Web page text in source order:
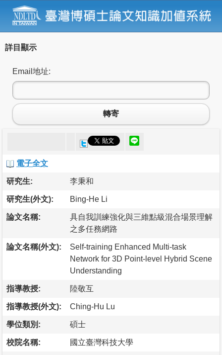
詳目顯示
Email地址:
轉寄
電子全文
研究生: 李秉和
研究生(外文): Bing-He Li
論文名稱:
具自我訓練強化與三維點級混合場景理解
之多任務網路
論文名稱(外文):
Self-training Enhanced Multi-task
Network for 3D Point-level Hybrid Scene
Understanding
指導教授: 陸敬互
指導教授(外文): Ching-Hu Lu
學位類別: 碩士
校院名稱: 國立臺灣科技大學